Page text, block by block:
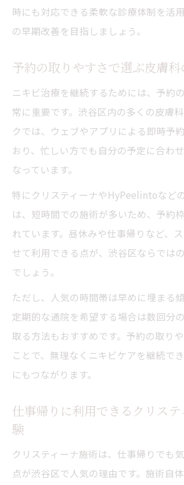
時にも対応できる柔軟な診療体制を活
の早期改善を目指しましょう。
予約の取りやすさで選ぶ皮膚科
ニキビ治療を継続するためには、予約
常に重要です。渋谷区内の多くの皮膚
クでは、ウェブやアプリによる即時予
おり、忙しい方でも自分の予定に合わ
なっています。
特にクリスティーナやHyPeelintoなど
は、短時間での施術が多いため、予約
れています。昼休みや仕事帰りなど、
せて利用できる点が、渋谷区ならでは
でしょう。
ただし、人気の時間帯は早めに埋まる
定期的な通院を希望する場合は数回分
取る方法もおすすめです。予約の取り
ことで、無理なくニキビケアを継続で
にもつながります。
仕事帰りに利用できるクリス
験
クリスティーナ施術は、仕事帰りでも
点が渋谷区で人気の理由です。施術自